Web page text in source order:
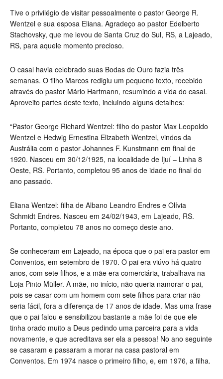
Tive o privilégio de visitar pessoalmente o pastor George R.
Wentzel e sua esposa Eliana. Agradeço ao pastor Edelberto
Stachovsky, que me levou de Santa Cruz do Sul, RS, a Lajeado,
RS, para aquele momento precioso.
O casal havia celebrado suas Bodas de Ouro fazia três
semanas. O filho Marcos redigiu um pequeno texto, recebido
através do pastor Mário Hartmann, resumindo a vida do casal.
Aproveito partes deste texto, incluindo alguns detalhes:
“Pastor George Richard Wentzel: filho do pastor Max Leopoldo
Wentzel e Hedwig Ernestina Elizabeth Wentzel, vindos da
Austrália com o pastor Johannes F. Kunstmann em final de
1920. Nasceu em 30/12/1925, na localidade de Ijuí – Linha 8
Oeste, RS. Portanto, completou 95 anos de idade no final do
ano passado.
Eliana Wentzel: filha de Albano Leandro Endres e Olívia
Schmidt Endres. Nasceu em 24/02/1943, em Lajeado, RS.
Portanto, completou 78 anos no começo deste ano.
Se conheceram em Lajeado, na época que o pai era pastor em
Conventos, em setembro de 1970. O pai era viúvo há quatro
anos, com sete filhos, e a mãe era comerciária, trabalhava na
Loja Pinto Müller. A mãe, no início, não queria namorar o pai,
pois se casar com um homem com sete filhos para criar não
seria fácil, fora a diferença de 17 anos de idade. Mas uma frase
que o pai falou e sensibilizou bastante a mãe foi de que ele
tinha orado muito a Deus pedindo uma parceira para a vida
novamente, e que acreditava ser ela a pessoa! No ano seguinte
se casaram e passaram a morar na casa pastoral em
Conventos. Em 1974 nasce o primeiro filho, e, em 1976, a filha.